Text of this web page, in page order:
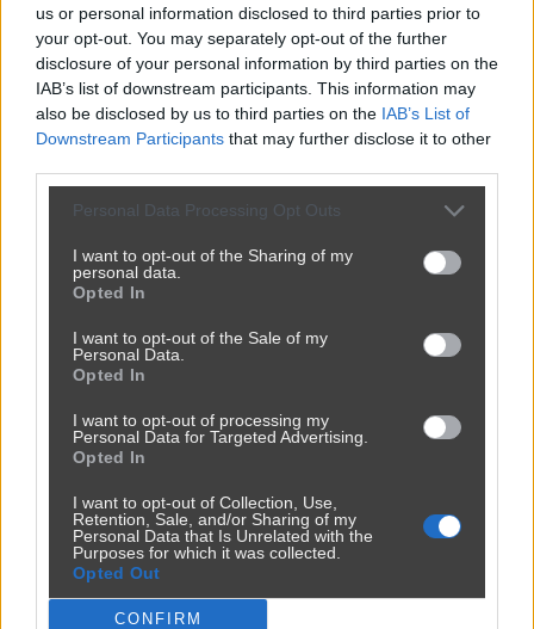
us or personal information disclosed to third parties prior to
your opt-out. You may separately opt-out of the further
disclosure of your personal information by third parties on the
IAB’s list of downstream participants. This information may
also be disclosed by us to third parties on the IAB’s List of
Downstream Participants that may further disclose it to other
Personal Data Processing Opt Outs
I want to opt-out of the Sharing of my
personal data.
Opted In
I want to opt-out of the Sale of my
Personal Data.
Opted In
I want to opt-out of processing my
Personal Data for Targeted Advertising.
Opted In
I want to opt-out of Collection, Use,
Retention, Sale, and/or Sharing of my
Personal Data that Is Unrelated with the
Purposes for which it was collected.
Opted Out
CONFIRM
32 4 Udostępnij
Śmiertelne pobicie
ZeigeistHisStory
👁️
Tresci dla zalogowanych
Zaloguj się, aby wyświetlić te treści